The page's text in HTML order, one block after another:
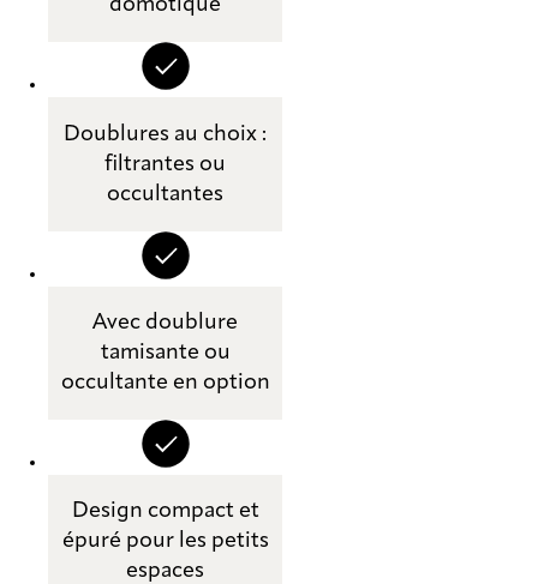
domotique
Doublures au choix :
filtrantes ou
occultantes
Avec doublure
tamisante ou
occultante en option
Design compact et
épuré pour les petits
espaces